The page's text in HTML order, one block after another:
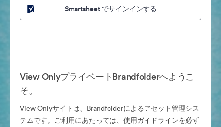
Smartsheet でサインインする
View OnlyプライベートBrandfolderへようこ
そ。
View Onlyサイトは、Brandfolderによるアセット管理シス
テムです。ご利用にあたっては、使用ガイドラインを必ず